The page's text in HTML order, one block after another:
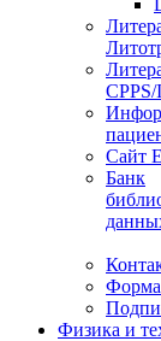
Сайт
Банк
Физика и